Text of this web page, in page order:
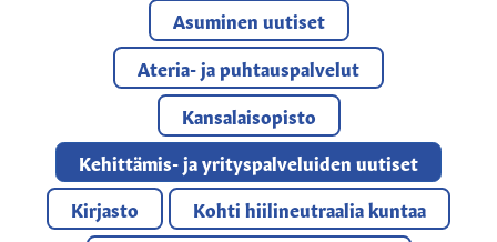
Asuminen uutiset
Ateria- ja puhtauspalvelut
Kansalaisopisto
Kehittämis- ja yrityspalveluiden uutiset
Kirjasto
Kohti hiilineutraalia kuntaa